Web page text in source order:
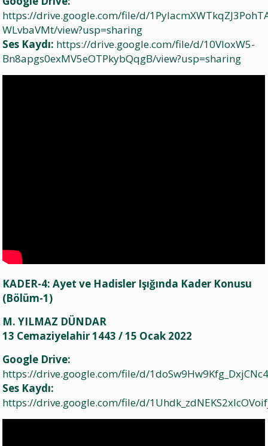
https://drive.google.com/file/d/
WLvbaVMt/view?usp=sharing
Ses Kaydı: https://drive.google.com/file/d/10VloxW5-
Bn8apgs0exMV5eOTPkybQqgB/view?usp=sharing
KADER-4: Ayet ve Hadisler Işığında Kader Konusu
(Bölüm-1)
M. YILMAZ DÜNDAR
13 Cemaziyelahir 1443 / 15 Ocak 2022
Google Drive:
https://drive.google.com/file/d/
Ses Kaydı:
https://drive.google.com/file/d/